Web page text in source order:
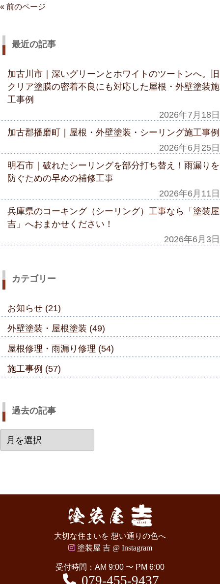
« 前のページ
最近の記事
加古川市｜深いグリーンとホワイトのツートンへ。旧
クリア塗膜の密着不良にも対応した屋根・外壁塗装施
工事例
2026年7月18日
加古郡播磨町｜屋根・外壁塗装・シーリング施工事例
2026年6月25日
明石市｜破れたシーリングを部分打ち替え！雨漏りを
防ぐための早めの補修工事
2026年6月11日
兵庫県のコーキング（シーリング）工事なら「塗装屋
吉」へおまかせください！
2026年6月3日
カテゴリー
お知らせ (21)
外壁塗装・屋根塗装 (49)
屋根修理・雨漏り修理 (54)
施工事例 (57)
過去の記事
去
大切な住まいを 想い通りの色へ
塗装屋 吉 @ Instagram
受付時間：AM 9:00 〜 PM 6:00
079-455-9437